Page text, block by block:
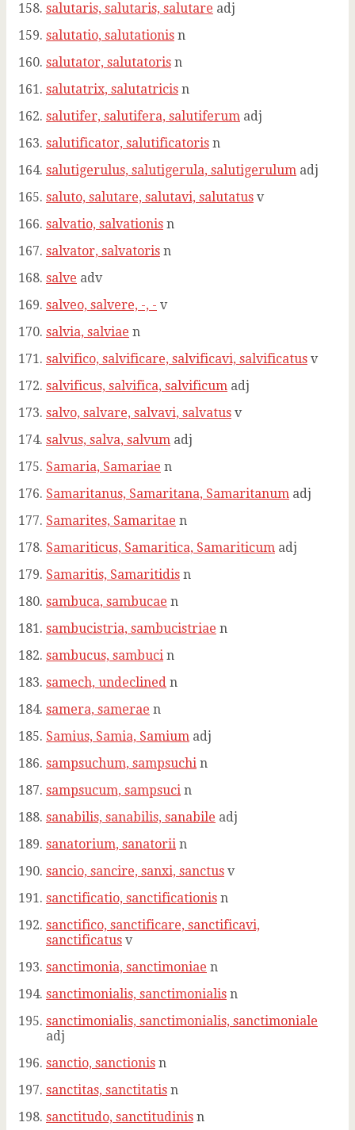
salutaris, salutaris, salutare adj
salutatio, salutationis n
salutator, salutatoris n
salutatrix, salutatricis n
salutifer, salutifera, salutiferum adj
salutificator, salutificatoris n
salutigerulus, salutigerula, salutigerulum adj
saluto, salutare, salutavi, salutatus v
salvatio, salvationis n
salvator, salvatoris n
salve adv
salveo, salvere, -, - v
salvia, salviae n
salvifico, salvificare, salvificavi, salvificatus v
salvificus, salvifica, salvificum adj
salvo, salvare, salvavi, salvatus v
salvus, salva, salvum adj
Samaria, Samariae n
Samaritanus, Samaritana, Samaritanum adj
Samarites, Samaritae n
Samariticus, Samaritica, Samariticum adj
Samaritis, Samaritidis n
sambuca, sambucae n
sambucistria, sambucistriae n
sambucus, sambuci n
samech, undeclined n
samera, samerae n
Samius, Samia, Samium adj
sampsuchum, sampsuchi n
sampsucum, sampsuci n
sanabilis, sanabilis, sanabile adj
sanatorium, sanatorii n
sancio, sancire, sanxi, sanctus v
sanctificatio, sanctificationis n
sanctifico, sanctificare, sanctificavi,
sanctificatus v
sanctimonia, sanctimoniae n
sanctimonialis, sanctimonialis n
sanctimonialis, sanctimonialis, sanctimoniale
adj
sanctio, sanctionis n
sanctitas, sanctitatis n
sanctitudo, sanctitudinis n